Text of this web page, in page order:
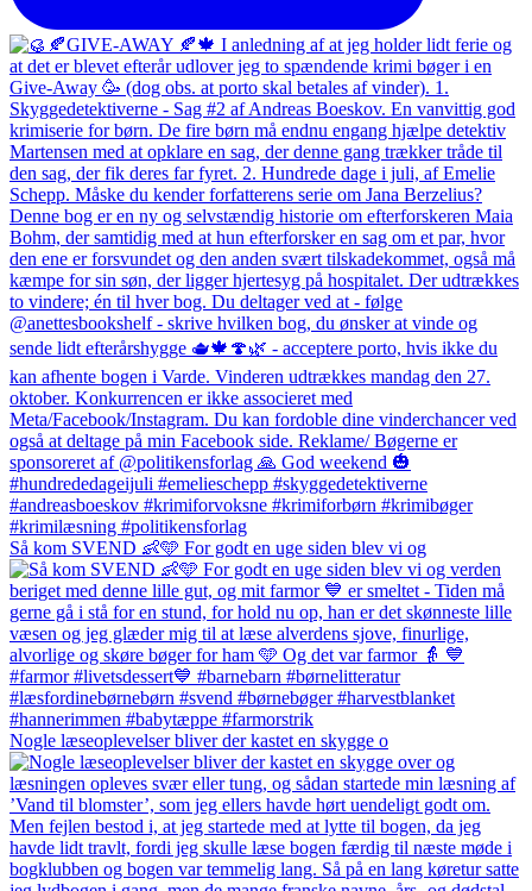
Så kom SVEND 👶🩵 For godt en uge siden blev vi og
Nogle læseoplevelser bliver der kastet en skygge o